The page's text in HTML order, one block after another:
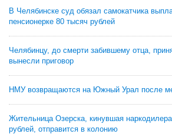
В Челябинске суд обязал самокатчика
пенсионерке 80 тысяч рублей
Челябинцу, до смерти забившему отца,
вынесли приговор
НМУ возвращаются на Южный Урал после
Жительница Озерска, кинувшая
рублей, отправится в колонию